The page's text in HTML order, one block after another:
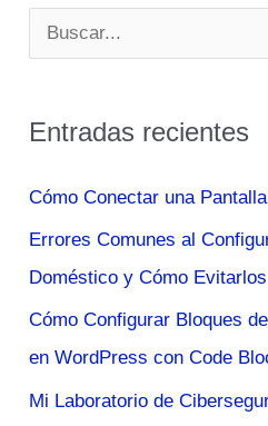
u
c
p
o
r
:
Entradas recientes
Cómo Conectar una
Errores Comunes al
Doméstico y Cómo Evitarlos
Cómo Configurar Bloques
en WordPress con Code
Mi Laboratorio de